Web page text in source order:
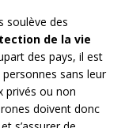
soulève des
de la vie
des pays, il est
sans leur
privés ou non
doivent donc